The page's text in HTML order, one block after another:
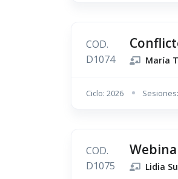
COD.
D1074
María
Ciclo: 2026
COD.
D1075
Lidia